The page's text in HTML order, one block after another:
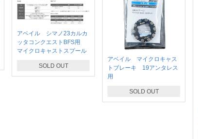
アベイル シマノ23カルカ
ッタコンクエストBFS用
マイクロキャストスプール
SOLD OUT
アベイル マイクロキャス
トブレーキ 19アンタレス
用
SOLD OUT